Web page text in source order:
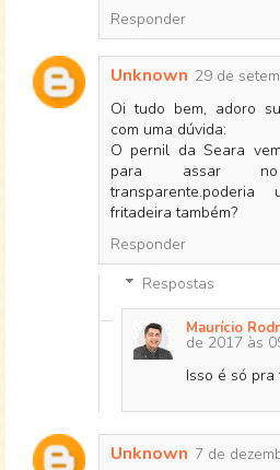
Responder
Unknown 29 de
Oi tudo bem, adoro
com uma dúvida:
O pernil da Seara
para assar
fritadeira também?
Responder
Respostas
Maurício
de 2017 às
Isso é só
Unknown 7 de